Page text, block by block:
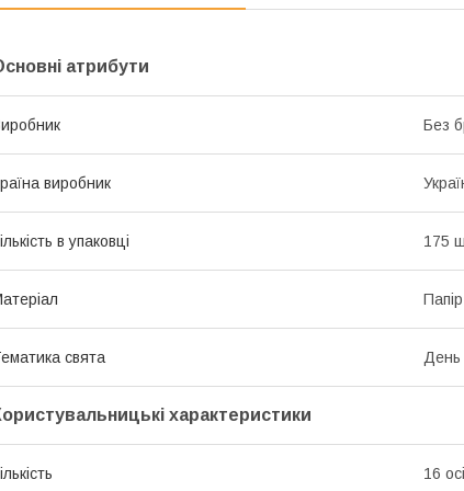
атрибути
Без
виробник
в упаковці 175
Папір
свята
характеристики
16